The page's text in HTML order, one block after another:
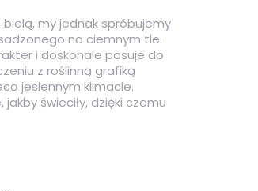
bielą, my jednak spróbujemy
na ciemnym tle.
i doskonale pasuje do
z roślinną grafiką
jesiennym klimacie.
świeciły, dzięki czemu